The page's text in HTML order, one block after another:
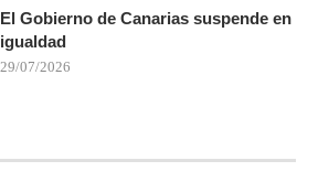
El Gobierno de Canarias suspende en
igualdad
29/07/2026